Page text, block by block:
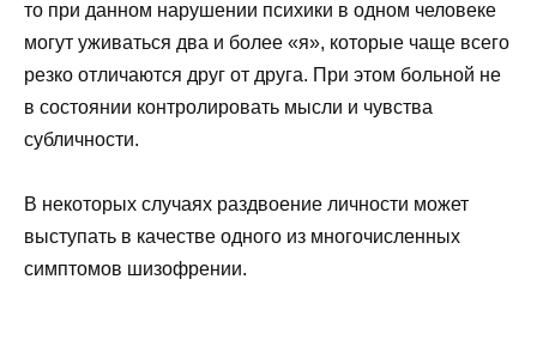
то при данном нарушении психики в одном человеке
могут уживаться два и более «я», которые чаще всего
резко отличаются друг от друга. При этом больной не
в состоянии контролировать мысли и чувства
субличности.
В некоторых случаях раздвоение личности может
выступать в качестве одного из многочисленных
симптомов шизофрении.